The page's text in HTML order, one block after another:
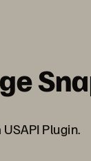
Plugin.